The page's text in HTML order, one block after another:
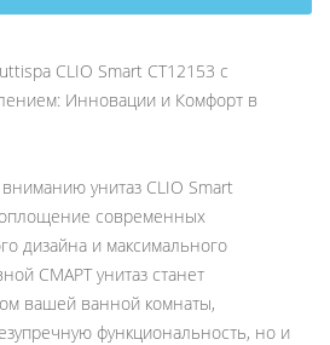
CLIO Smart CT12153 с
Инновации и Комфорт в
унитаз CLIO Smart
современных
дизайна и максимального
СМАРТ унитаз станет
вашей ванной комнаты,
функциональность, но и